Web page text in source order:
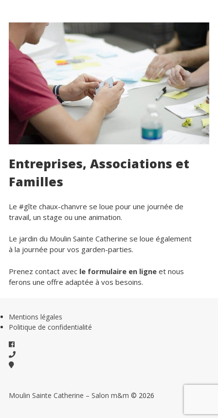
Entreprises, Associations et
Familles
Le #gîte chaux-chanvre se loue pour une journée de
travail, un stage ou une animation.
Le jardin du Moulin Sainte Catherine se loue également
à la journée pour vos garden-parties.
Prenez contact avec le formulaire en ligne et nous
ferons une offre adaptée à vos besoins.
Mentions légales
Politique de confidentialité
Moulin Sainte Catherine – Salon m&m © 2026